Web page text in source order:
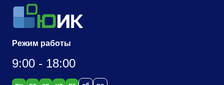
Режим работы
9:00 - 18:00